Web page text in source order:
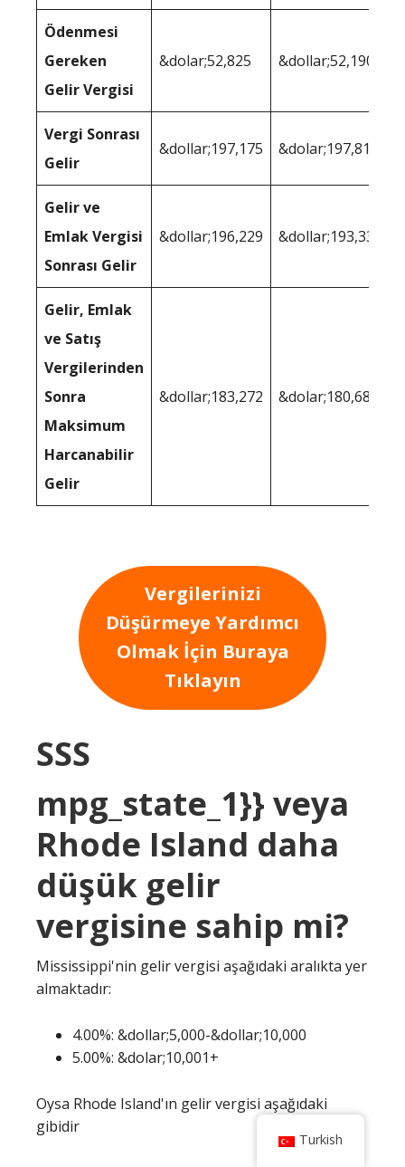
Ödenmesi
Gereken
Gelir Vergisi
&dolar;52,825 &dollar;52,190
Vergi Sonrası
Gelir
&dollar;197,175 &dolar;197,810
Gelir ve
Emlak Vergisi
Sonrası Gelir
&dollar;196,229 &dollar;193,336
Gelir, Emlak
ve Satış
Vergilerinden
Sonra
Maksimum
Harcanabilir
Gelir
&dollar;183,272 &dolar;180,688
Vergilerinizi
Düşürmeye Yardımcı
Olmak İçin Buraya
Tıklayın
SSS
mpg_state_1}} veya
Rhode Island daha
düşük gelir
vergisine sahip mi?
Mississippi'nin gelir vergisi aşağıdaki aralıkta yer
almaktadır:
4.00%: &dollar;5,000-&dollar;10,000
5.00%: &dolar;10,001+
Oysa Rhode Island'ın gelir vergisi aşağıdaki
gibidir
Turkish